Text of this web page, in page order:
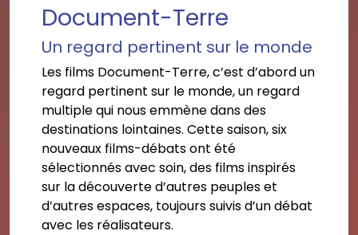
Document-Terre
Un regard pertinent sur le monde
Les films Document-Terre, c’est d’abord un
regard pertinent sur le monde, un regard
multiple qui nous emmène dans des
destinations lointaines. Cette saison, six
nouveaux films-débats ont été
sélectionnés avec soin, des films inspirés
sur la découverte d’autres peuples et
d’autres espaces, toujours suivis d’un débat
avec les réalisateurs.